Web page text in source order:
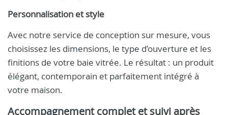
Personnalisation et style
Avec notre service de conception sur mesure, vous
choisissez les dimensions, le type d’ouverture et les
finitions de votre baie vitrée. Le résultat : un produit
élégant, contemporain et parfaitement intégré à
votre maison.
Accompagnement complet et suivi après